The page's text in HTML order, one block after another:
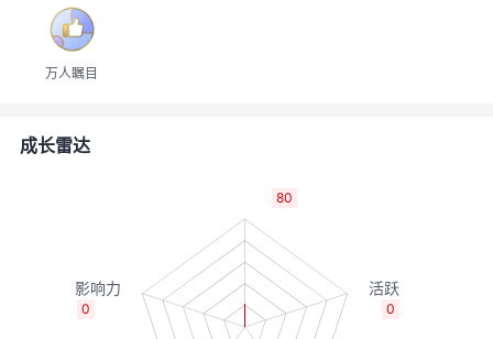
者
万人瞩目
成长雷达
80
0
0